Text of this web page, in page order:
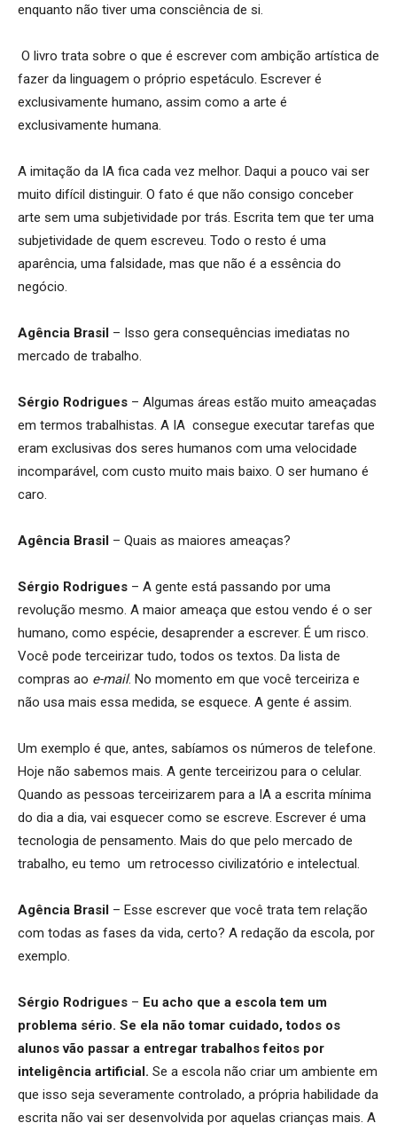
enquanto não tiver uma consciência de si.
O livro trata sobre o que é escrever com ambição artística de
fazer da linguagem o próprio espetáculo. Escrever é
exclusivamente humano, assim como a arte é
exclusivamente humana.
A imitação da IA fica cada vez melhor. Daqui a pouco vai ser
muito difícil distinguir. O fato é que não consigo conceber
arte sem uma subjetividade por trás. Escrita tem que ter uma
subjetividade de quem escreveu. Todo o resto é uma
aparência, uma falsidade, mas que não é a essência do
negócio.
Agência Brasil – Isso gera consequências imediatas no
mercado de trabalho.
Sérgio Rodrigues – Algumas áreas estão muito ameaçadas
em termos trabalhistas. A IA consegue executar tarefas que
eram exclusivas dos seres humanos com uma velocidade
incomparável, com custo muito mais baixo. O ser humano é
caro.
Agência Brasil – Quais as maiores ameaças?
Sérgio Rodrigues – A gente está passando por uma
revolução mesmo. A maior ameaça que estou vendo é o ser
humano, como espécie, desaprender a escrever. É um risco.
Você pode terceirizar tudo, todos os textos. Da lista de
compras ao e-mail. No momento em que você terceiriza e
não usa mais essa medida, se esquece. A gente é assim.
Um exemplo é que, antes, sabíamos os números de telefone.
Hoje não sabemos mais. A gente terceirizou para o celular.
Quando as pessoas terceirizarem para a IA a escrita mínima
do dia a dia, vai esquecer como se escreve. Escrever é uma
tecnologia de pensamento. Mais do que pelo mercado de
trabalho, eu temo um retrocesso civilizatório e intelectual.
Agência Brasil – Esse escrever que você trata tem relação
com todas as fases da vida, certo? A redação da escola, por
exemplo.
Sérgio Rodrigues – Eu acho que a escola tem um
problema sério. Se ela não tomar cuidado, todos os
alunos vão passar a entregar trabalhos feitos por
inteligência artificial. Se a escola não criar um ambiente em
que isso seja severamente controlado, a própria habilidade da
escrita não vai ser desenvolvida por aquelas crianças mais. A